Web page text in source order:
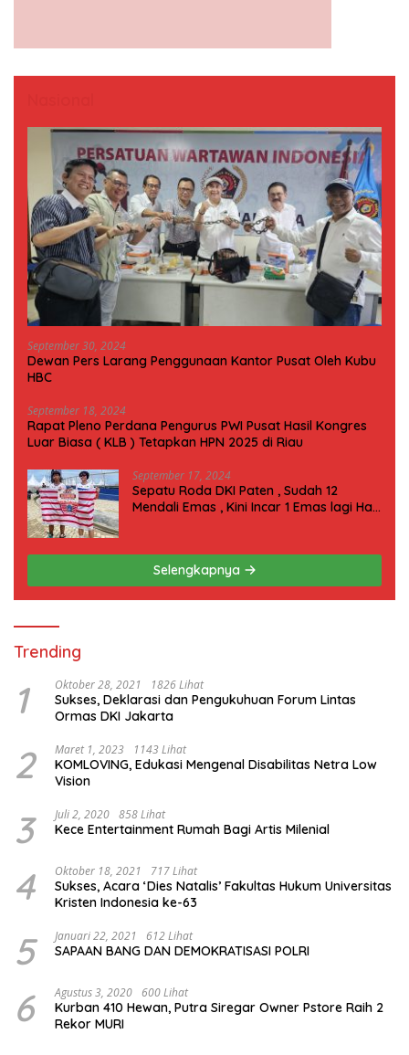
September 30, 2024
Dewan Pers Larang Penggunaan Kantor Pusat Oleh Kubu
HBC
September 18, 2024
Rapat Pleno Perdana Pengurus PWI Pusat Hasil Kongres
Luar Biasa ( KLB ) Tetapkan HPN 2025 di Riau
September 17, 2024
Sepatu Roda DKI Paten , Sudah 12
Mendali Emas , Kini Incar 1 Emas lagi Hari
Selengkapnya
Trending
1 Oktober 28, 2021 1826 Lihat
Sukses, Deklarasi dan Pengukuhuan Forum Lintas
Ormas DKI Jakarta
2 Maret 1, 2023 1143 Lihat
KOMLOVING, Edukasi Mengenal Disabilitas Netra Low
Vision
3 Juli 2, 2020 858 Lihat
Kece Entertainment Rumah Bagi Artis Milenial
4 Oktober 18, 2021 717 Lihat
Sukses, Acara ‘Dies Natalis’ Fakultas Hukum Universitas
Kristen Indonesia ke-63
5 Januari 22, 2021 612 Lihat
SAPAAN BANG DAN DEMOKRATISASI POLRI
6 Agustus 3, 2020 600 Lihat
Kurban 410 Hewan, Putra Siregar Owner Pstore Raih 2
Rekor MURI